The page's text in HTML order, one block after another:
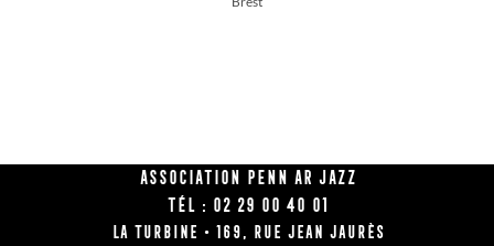
Association Penn Ar Jazz
Tél : 02 29 00 40 01
La Turbine • 169, rue Jean Jaurès